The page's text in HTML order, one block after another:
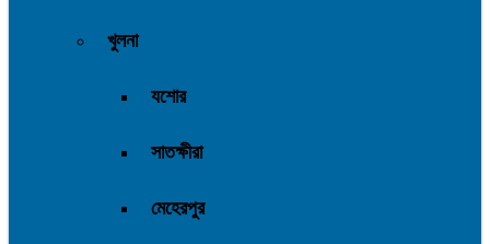
খুলনা
যশোর
সাতক্ষীরা
মেহেরপুর